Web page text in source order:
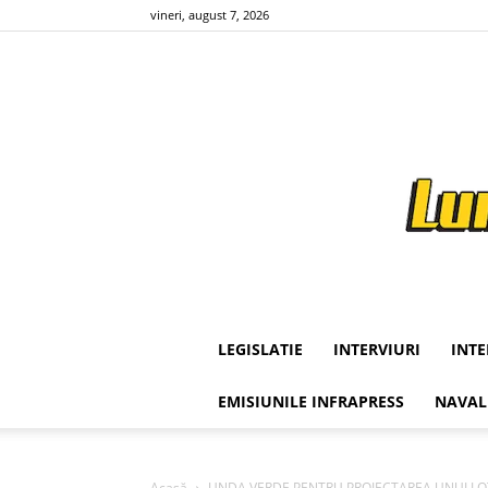
vineri, august 7, 2026
LEGISLATIE INTERVIURI
EMISIUNILE INFRAPRESS NAVAL